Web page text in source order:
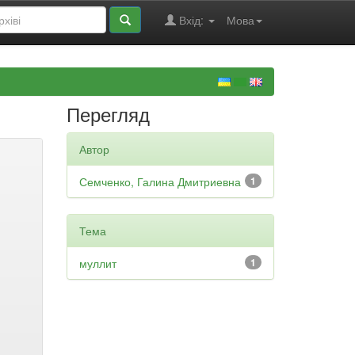
Мова
Вхід:
Перегляд
Автор
1
Семченко, Галина Дмитриевна
Тема
1
муллит